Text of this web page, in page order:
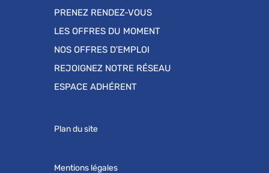
PRENEZ RENDEZ-VOUS
LES OFFRES DU MOMENT
NOS OFFRES D'EMPLOI
REJOIGNEZ NOTRE RÉSEAU
ESPACE ADHÉRENT
Plan du site
Mentions légales